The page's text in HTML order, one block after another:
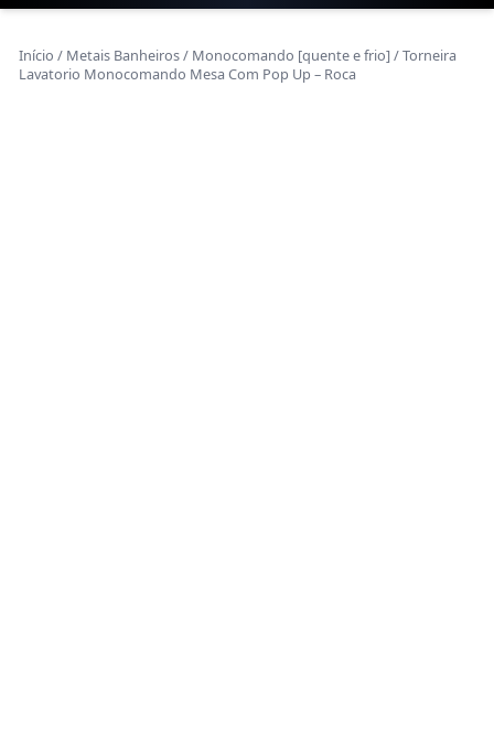
Início / Metais Banheiros/ Monocomando [quente e frio]/ Torneira
Lavatorio Monocomando Mesa Com Pop Up – Roca